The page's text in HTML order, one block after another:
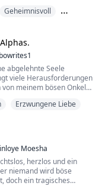
Namen während ihrer
Malibu in Südkalif...
Geheimnisvoll
abgelehnte Seele
viele Herausforderungen
meinem bösen Onkel
verkauft, um seine
und mein Onkel hat mich
Mädchen
unsiche...
Erzwungene Liebe
Moesha
herzlos und ein
niemand wird böse
doch ein tragisches